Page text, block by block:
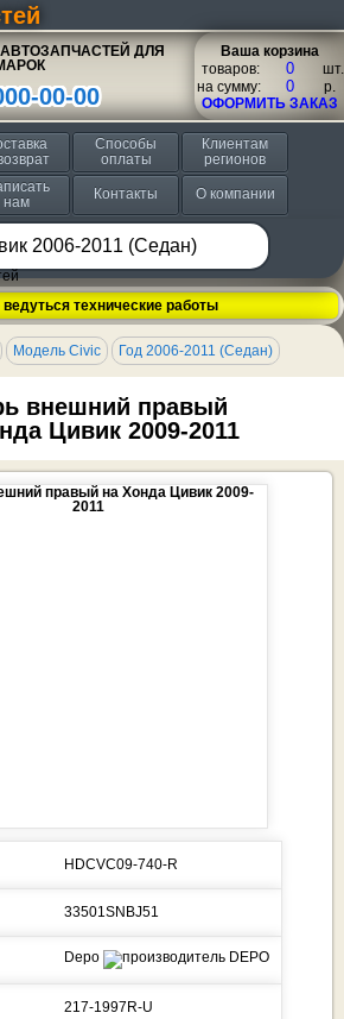
ДЛЯ
00-00
Ваша корзина
товаров:
шт.
на сумму:
p.
ОФОРМИТЬ ЗАКАЗ
Способы
оплаты
Клиентам
регионов
нам
Контакты О компании
ведуться технические работы
Модель Civic Год 2006-2011 (Седан)
внешний правый
Цивик 2009-2011
HDCVC09-740-R
33501SNBJ51
Depo
217-1997R-U